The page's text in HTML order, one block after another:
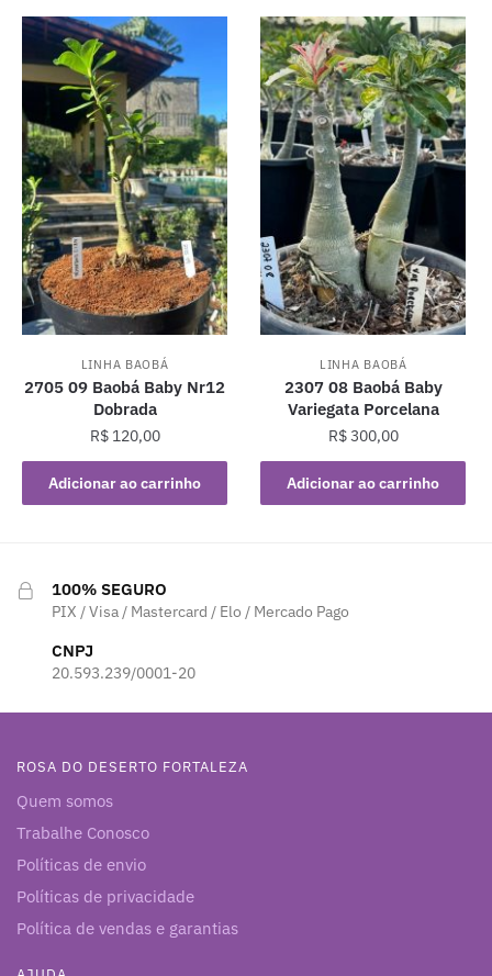
LINHA BAOBÁ
2705 09 Baobá Baby Nr12
Dobrada
R$120,00
Adicionar ao carrinho
LINHA BAOBÁ
2307 08 Baobá Baby
Variegata Porcelana
R$300,00
Adicionar ao carrinho
100% SEGURO
PIX / Visa / Mastercard / Elo / Mercado Pago
CNPJ
20.593.239/0001-20
ROSA DO DESERTO FORTALEZA
Quem somos
Trabalhe Conosco
Políticas de envio
Políticas de privacidade
Política de vendas e garantias